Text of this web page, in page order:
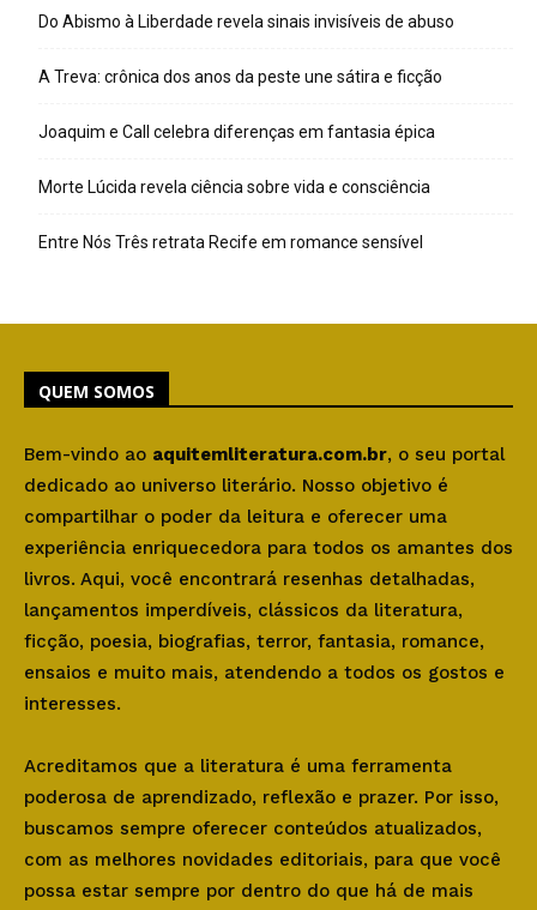
Do Abismo à Liberdade revela sinais invisíveis de abuso
A Treva: crônica dos anos da peste une sátira e ficção
Joaquim e Call celebra diferenças em fantasia épica
Morte Lúcida revela ciência sobre vida e consciência
Entre Nós Três retrata Recife em romance sensível
QUEM SOMOS
Bem-vindo ao aquitemliteratura.com.br, o seu portal
dedicado ao universo literário. Nosso objetivo é
compartilhar o poder da leitura e oferecer uma
experiência enriquecedora para todos os amantes dos
livros. Aqui, você encontrará resenhas detalhadas,
lançamentos imperdíveis, clássicos da literatura,
ficção, poesia, biografias, terror, fantasia, romance,
ensaios e muito mais, atendendo a todos os gostos e
interesses.
Acreditamos que a literatura é uma ferramenta
poderosa de aprendizado, reflexão e prazer. Por isso,
buscamos sempre oferecer conteúdos atualizados,
com as melhores novidades editoriais, para que você
possa estar sempre por dentro do que há de mais